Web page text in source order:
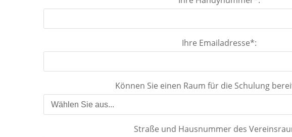
Ihre Emailadresse*:
Können Sie einen Raum für die Schulung
Straße und Hausnummer des